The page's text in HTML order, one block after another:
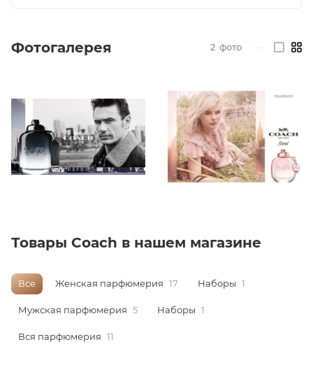
сертификат
Фотогалерея 2 фото
Товары Coach в нашем магазине
Все Женская парфюмерия 17 Наборы 1
Мужская парфюмерия 5 Наборы 1
Вся парфюмерия 11